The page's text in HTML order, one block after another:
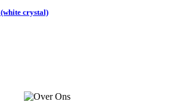
crystal)